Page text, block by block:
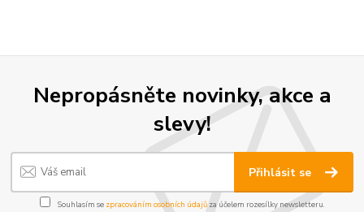
Nepropásněte novinky, akce a
slevy!
Přihlásit se
Souhlasím se zpracováním osobních údajůza účelem rozesílky newsletteru.